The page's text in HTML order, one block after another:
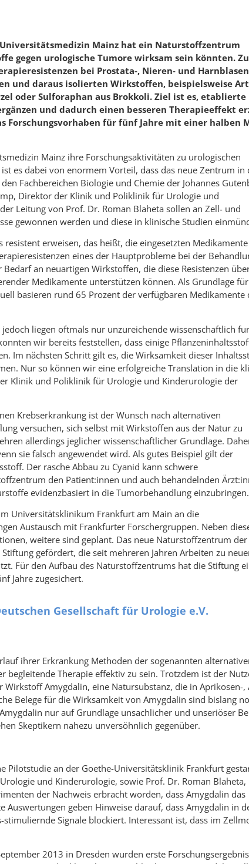
Mainz hat ein Naturstoffzentrum
gegen urologische Tumore wirksam sein könnten.
bei Prostata-, Nieren- und
und daraus isolierten Wirkstoffen, beispielsweise
oder Sulforaphan aus Brokkoli. Ziel ist es, etablierte
und dadurch einen besseren Therapieeffekt
für fünf Jahre mit einer halben
Mainz ihre Forschungsaktivitäten zu urologischen
es dabei von enormem Vorteil, dass das neue Zentrum in
Fachbereichen Biologie und Chemie der Johannes
Direktor der Klinik und Poliklinik für Urologie und
Leitung von Prof. Dr. Roman Blaheta sollen an Zell- und
gewonnen werden und diese in klinische Studien
erweisen, das heißt, die eingesetzten Medikamente
eines der Hauptprobleme bei der
an neuartigen Wirkstoffen, die diese Resistenzen
Medikamente unterstützen können. Als Grundlage
basieren rund 65 Prozent der verfügbaren Medikamente
liegen oftmals nur unzureichende wissenschaftlich
wir bereits feststellen, dass einige
Im nächsten Schritt gilt es, die Wirksamkeit dieser
Nur so können wir eine erfolgreiche Translation in die
Klinik und Poliklinik für Urologie und Kinderurologie der
Krebserkrankung ist der Wunsch nach alternativen
versuchen, sich selbst mit Wirkstoffen aus der Natur zu
allerdings jeglicher wissenschaftlicher Grundlage.
sie falsch angewendet wird. Als gutes Beispiel gilt der
Der rasche Abbau zu Cyanid kann schwere
den Patient:innen und auch behandelnden
evidenzbasiert in die Tumorbehandlung
Universitätsklinikum Frankfurt am Main an die
Austausch mit Frankfurter Forschergruppen. Neben
weitere sind geplant. Das neue Naturstoffzentrum der
gefördert, die seit mehreren Jahren Arbeiten zu
Für den Aufbau des Naturstoffzentrums hat die Stiftung
Jahre zugesichert.
Gesellschaft für Urologie e.V.
ihrer Erkrankung Methoden der sogenannten
begleitende Therapie effektiv zu sein. Trotzdem ist der
Amygdalin, eine Natursubstanz, die in Aprikosen-,
Belege für die Wirksamkeit von Amygdalin sind bislang
nur auf Grundlage unsachlicher und unseriöser
Skeptikern nahezu unversöhnlich gegenüber.
an der Goethe-Universitätsklinik Frankfurt
und Kinderurologie, sowie Prof. Dr. Roman Blaheta,
der Nachweis erbracht worden, dass Amygdalin das
geben Hinweise darauf, dass Amygdalin in
Signale blockiert. Interessant ist, dass im
2013 in Dresden wurden erste